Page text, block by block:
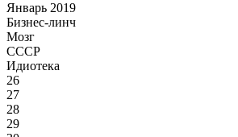
Январь 2019
Бизнес-линч
Мозг
СССР
Идиотека
26
27
28
29